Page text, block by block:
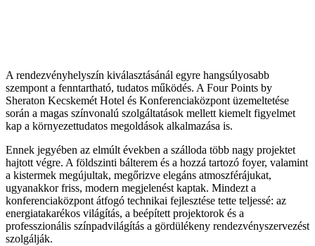
A rendezvényhelyszín kiválasztásánál egyre hangsúlyosabb
szempont a fenntartható, tudatos működés. A Four Points by
Sheraton Kecskemét Hotel és Konferenciaközpont üzemeltetése
során a magas színvonalú szolgáltatások mellett kiemelt figyelmet
kap a környezettudatos megoldások alkalmazása is.
Ennek jegyében az elmúlt években a szálloda több nagy projektet
hajtott végre. A földszinti bálterem és a hozzá tartozó foyer, valamint
a kistermek megújultak, megőrizve elegáns atmoszférájukat,
ugyanakkor friss, modern megjelenést kaptak. Mindezt a
konferenciaközpont átfogó technikai fejlesztése tette teljessé: az
energiatakarékos világítás, a beépített projektorok és a
professzionális színpadvilágítás a gördülékeny rendezvényszervezést
szolgálják.